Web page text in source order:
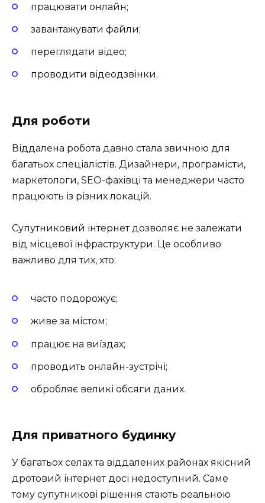
працювати онлайн;
завантажувати файли;
переглядати відео;
проводити відеодзвінки.
Для роботи
Віддалена робота давно стала звичною для
багатьох спеціалістів. Дизайнери, програмісти,
маркетологи, SEO-фахівці та менеджери часто
працюють із різних локацій.
Супутниковий інтернет дозволяє не залежати
від місцевої інфраструктури. Це особливо
важливо для тих, хто:
часто подорожує;
живе за містом;
працює на виїздах;
проводить онлайн-зустрічі;
обробляє великі обсяги даних.
Для приватного будинку
У багатьох селах та віддалених районах якісний
дротовий інтернет досі недоступний. Саме
тому супутникові рішення стають реальною